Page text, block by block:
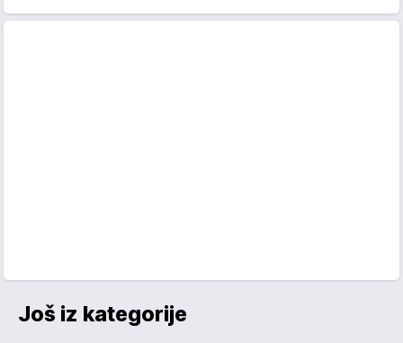
Još iz kategorije